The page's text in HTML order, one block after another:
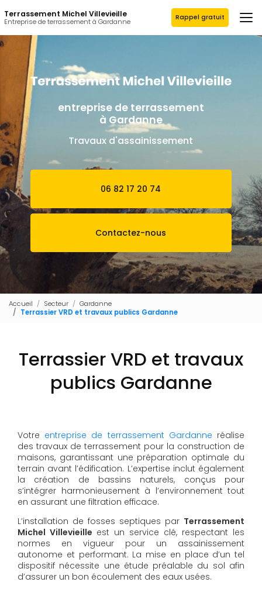
au
contenu
principal
Terrassement Michel Villevieille
Entreprise de terrassement à Gardanne Rappel gratuit
entreprise de terrassement
à Gardanne
Travaux d'assainissement
06 82 17 20 74
Contactez-nous
Accueil Secteur
Gardanne
Terrassier VRD et travaux publics Gardanne
Terrassier VRD et travaux
publics Gardanne
Votre entreprise de terrassement Gardanne réalise
des travaux de terrassement pour la construction de
maisons, garantissant une préparation optimale du
terrain avant l’édification. L’expertise inclut également
la création de bassins naturels, conçus pour
s’intégrer harmonieusement à l’environnement tout
en assurant une filtration efficace.
L’installation de fosses septiques par Terrassement
Michel Villevieille est un service clé, respectant les
normes en vigueur pour un assainissement
autonome et performant. La mise en place d’un tel
dispositif nécessite une étude préalable du sol afin
d’assurer un bon écoulement des eaux usées.